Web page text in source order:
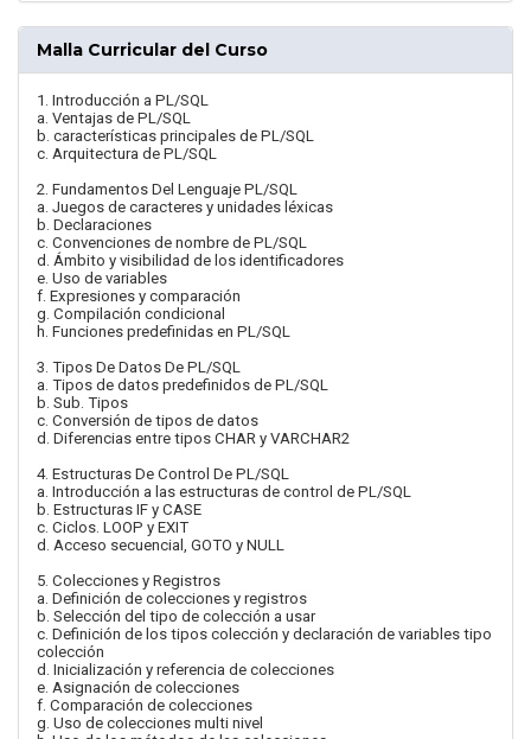
Malla Curricular del Curso
1. Introducción a PL/SQL
a. Ventajas de PL/SQL
b. características principales de PL/SQL
c. Arquitectura de PL/SQL
2. Fundamentos Del Lenguaje PL/SQL
a. Juegos de caracteres y unidades léxicas
b. Declaraciones
c. Convenciones de nombre de PL/SQL
d. Ámbito y visibilidad de los identificadores
e. Uso de variables
f. Expresiones y comparación
g. Compilación condicional
h. Funciones predefinidas en PL/SQL
3. Tipos De Datos De PL/SQL
a. Tipos de datos predefinidos de PL/SQL
b. Sub. Tipos
c. Conversión de tipos de datos
d. Diferencias entre tipos CHAR y VARCHAR2
4. Estructuras De Control De PL/SQL
a. Introducción a las estructuras de control de PL/SQL
b. Estructuras IF y CASE
c. Ciclos. LOOP y EXIT
d. Acceso secuencial, GOTO y NULL
5. Colecciones y Registros
a. Definición de colecciones y registros
b. Selección del tipo de colección a usar
c. Definición de los tipos colección y declaración de variables tipo
colección
d. Inicialización y referencia de colecciones
e. Asignación de colecciones
f. Comparación de colecciones
g. Uso de colecciones multi nivel